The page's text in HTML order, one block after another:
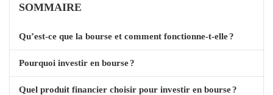
SOMMAIRE
Qu’est-ce que la bourse et comment fonctionne-t-elle ?
Pourquoi investir en bourse ?
Quel produit financier choisir pour investir en bourse ?